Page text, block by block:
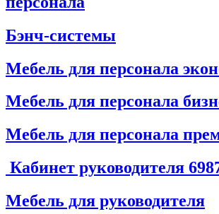
Бэнч-системы
Мебель для персонала
Мебель для персонала
Мебель для персонала
Кабинет руководителя
Мебель для руководителя